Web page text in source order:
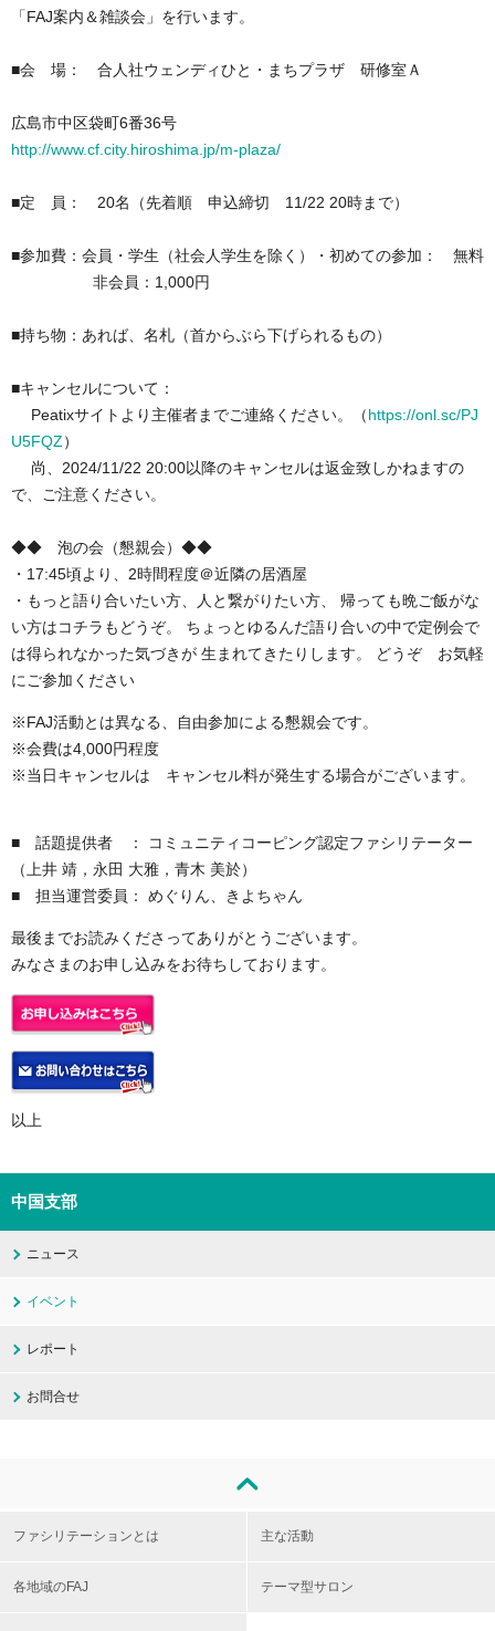
「FAJ案内＆雑談会」を行います。
■会 場： 合人社ウェンディひと・まちプラザ 研修室Ａ
広島市中区袋町6番36号
http://www.cf.city.hiroshima.jp/m-plaza/
■定 員： 20名（先着順 申込締切 11/22 20時まで）
■参加費：会員・学生（社会人学生を除く）・初めての参加： 無料
非会員：1,000円
■持ち物：あれば、 名札（首からぶら下げられるもの）
■キャンセルについて：
Peatixサイトより主催者までご連絡ください。（ https://onl.sc/PJ
U5FQZ ）
尚、2024/11/22 20:00以降のキャンセルは返金致しかねますの
で、ご注意ください。
◆◆ 泡の会（懇親会）◆◆
・17:45頃より、2時間程度＠近隣の居酒屋
・もっと語り合いたい方、人と繋がりたい方、 帰っても晩ご飯がな
い方はコチラもどうぞ。 ちょっとゆるんだ語り合いの中で定例会で
は得られなかった気づきが 生まれてきたりします。
どうぞ お気軽
にご参加ください
※FAJ活動とは異なる、自由参加による懇親会です。
※会費は4,000円程度
※当日キャンセルは キャンセル料が発生する場合がございます。
■ 話題提供者 ：
コミュニティコーピング認定ファシリテーター
（上井 靖，永田 大雅，青木 美於）
■ 担当運営委員： めぐりん、きよちゃん
最後までお読みくださってありがとうございます。
みなさまのお申し込みをお待ちしております。
以上
中国支部
ニュース
イベント
レポート
お問合せ
ファシリテーションとは 主な活動
各地域のFAJ テーマ型サロン